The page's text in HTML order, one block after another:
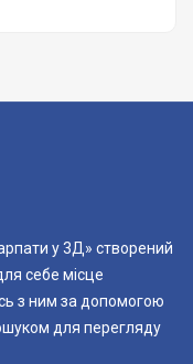
у 3Д» створений
себе місце
з ним за допомогою
для перегляду